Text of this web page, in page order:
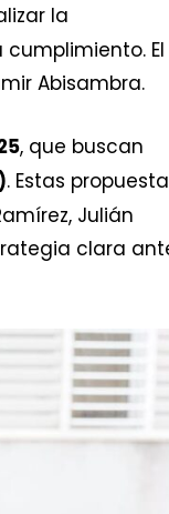
la
El
Abisambra.
, que buscan
. Estas
Julián
clara